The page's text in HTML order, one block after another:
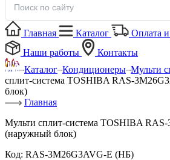
Главная Каталог Оплата и
Наши работы
Контакты
Каталог Кондиционеры Мульти
сплит-система TOSHIBA RAS-
блок)
Главная
Мульти сплит-система TOSHIBA
(наружный блок)
Код: RAS-3M26G3AVG-E (НБ)